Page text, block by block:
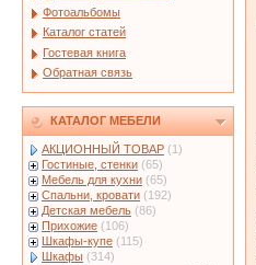
Фотоальбомы
Каталог статей
Гостевая книга
Обратная связь
КАТАЛОГ МЕБЕЛИ
АКЦИОННЫЙ ТОВАР (1)
Гостиные, стенки (65)
Мебель для кухни (65)
Спальни, кровати (192)
Детская мебель (86)
Прихожие (106)
Шкафы-купе (115)
Шкафы (314)